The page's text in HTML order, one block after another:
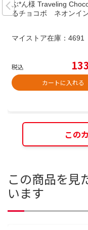
ぶ*ん様 Traveling
るチョコボ ネオンイ
マイストア在庫： 4691
税込
カートに入れる
この
この商品を見
います